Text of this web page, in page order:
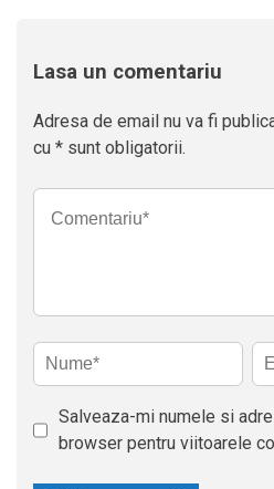
Lasa un comentariu
Adresa de email nu va fi
cu * sunt obligatorii.
Salveaza-mi numele si
browser pentru viitoarele